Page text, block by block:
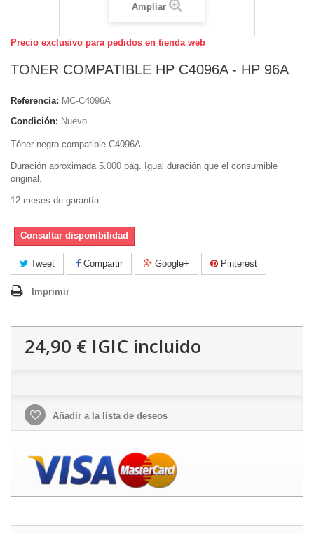
Ampliar
Precio exclusivo para pedidos en tienda web
TONER COMPATIBLE HP C4096A - HP 96A
Referencia: MC-C4096A
Condición: Nuevo
Tóner negro compatible C4096A.
Duración aproximada 5.000 pág. Igual duración que el consumible
original.
12 meses de garantía.
Consultar disponibilidad
Tweet Compartir Google+ Pinterest
Imprimir
24,90 € IGIC incluido
Añadir a la lista de deseos